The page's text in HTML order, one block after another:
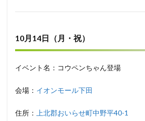
10月14日（月・祝）
イベント名：コウペンちゃん登場
会場： イオンモール下田
住所： 上北郡おいらせ町中野平40-1